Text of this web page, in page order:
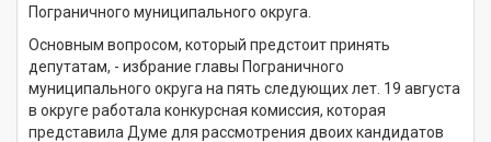
Пограничного муниципального округа.
Основным вопросом, который предстоит принять
депутатам, - избрание главы Пограничного
муниципального округа на пять следующих лет. 19 августа
в округе работала конкурсная комиссия, которая
представила Думе для рассмотрения двоих кандидатов